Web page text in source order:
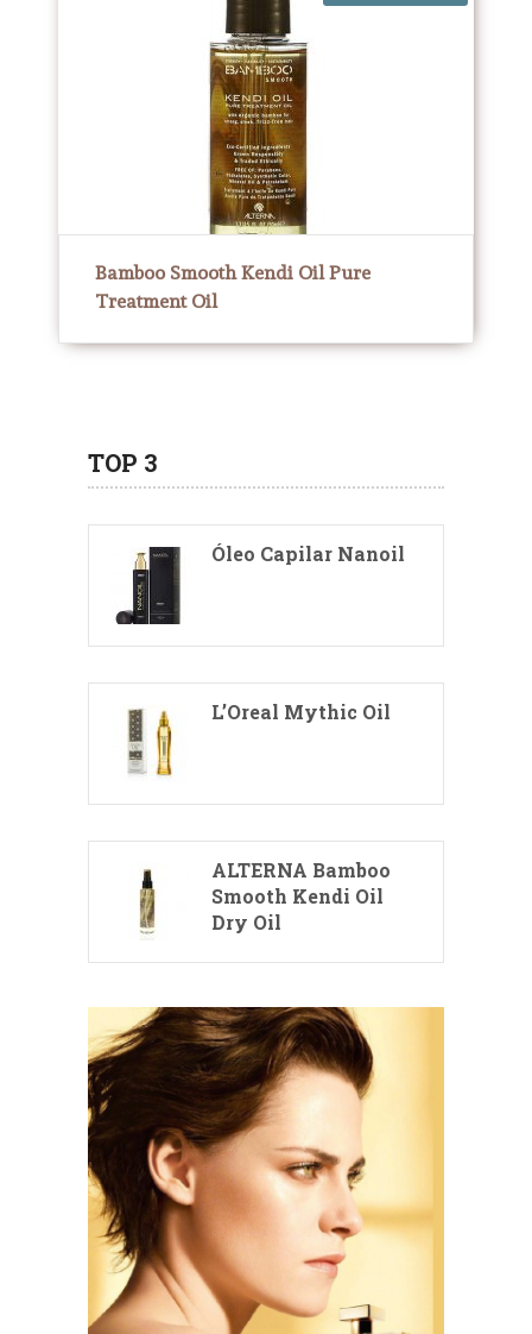
Bamboo Smooth Kendi Oil Pure
Treatment Oil
TOP 3
Óleo Capilar Nanoil
L’Oreal Mythic Oil
ALTERNA Bamboo
Smooth Kendi Oil
Dry Oil